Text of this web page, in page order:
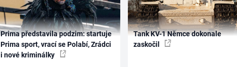
Prima představila podzim: startuje
Prima sport, vrací se Polabí, Zrádci
i nové kriminálky
Tank KV-1 Němce dokonale
zaskočil